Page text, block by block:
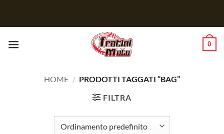
0
HOME / PRODOTTI TAGGATI “BAG”
FILTRA